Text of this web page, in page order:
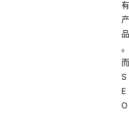
有
产
品
。
而
S
E
O